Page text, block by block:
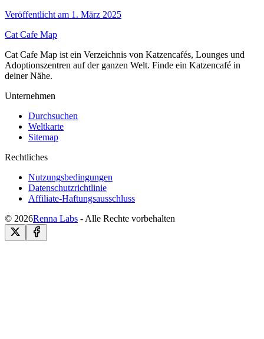
Veröffentlicht am 1. März 2025
Cat Cafe Map
Cat Cafe Map ist ein Verzeichnis von Katzencafés, Lounges und
Adoptionszentren auf der ganzen Welt. Finde ein Katzencafé in
deiner Nähe.
Unternehmen
Durchsuchen
Weltkarte
Sitemap
Rechtliches
Nutzungsbedingungen
Datenschutzrichtlinie
Affiliate-Haftungsausschluss
© 2026Renna Labs - Alle Rechte vorbehalten